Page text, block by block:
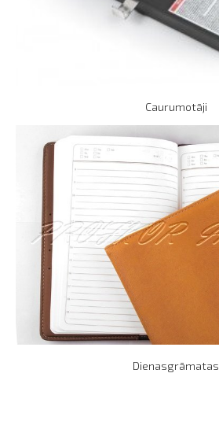
Caurumotāji
Dienasgrāmatas